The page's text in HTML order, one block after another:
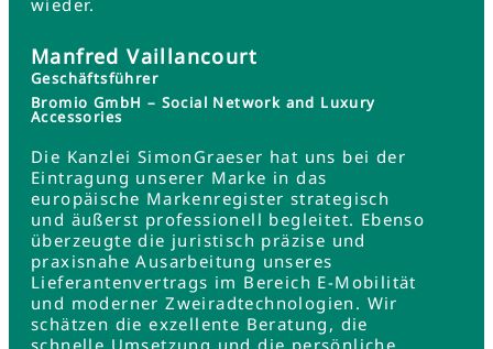
wieder.
Manfred Vaillancourt
Geschäftsführer
Bromio GmbH – Social Network and Luxury
Accessories
Die Kanzlei SimonGraeser hat uns bei der
Eintragung unserer Marke in das
europäische Markenregister strategisch
und äußerst professionell begleitet. Ebenso
überzeugte die juristisch präzise und
praxisnahe Ausarbeitung unseres
Lieferantenvertrags im Bereich E-Mobilität
und moderner Zweiradtechnologien. Wir
schätzen die exzellente Beratung, die
schnelle Umsetzung und die persönliche